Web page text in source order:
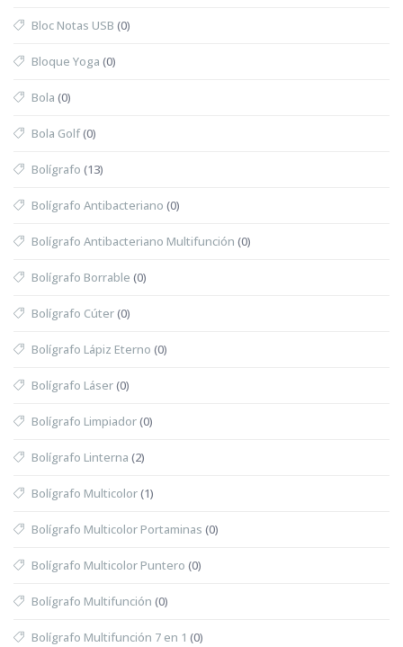
Bloc Notas USB (0)
Bloque Yoga (0)
Bola (0)
Bola Golf(0)
Bolígrafo (13)
Bolígrafo Antibacteriano (0)
Bolígrafo Antibacteriano Multifunción (0)
Bolígrafo Borrable (0)
Bolígrafo Cúter(0)
Bolígrafo Lápiz Eterno (0)
Bolígrafo Láser(0)
Bolígrafo Limpiador(0)
Bolígrafo Linterna (2)
Bolígrafo Multicolor(1)
Bolígrafo Multicolor Portaminas (0)
Bolígrafo Multicolor Puntero (0)
Bolígrafo Multifunción (0)
Bolígrafo Multifunción 7 en 1 (0)